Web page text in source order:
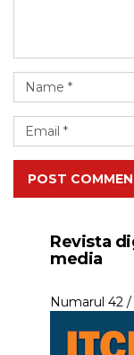
POST
Revista
media
Numarul 42